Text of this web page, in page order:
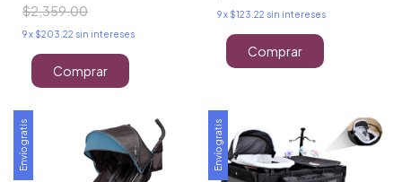
$2,359.00
9x $203.22 sin intereses
Comprar
9 x $123.22 sin intereses
Comprar
Envío gratis Envío gratis